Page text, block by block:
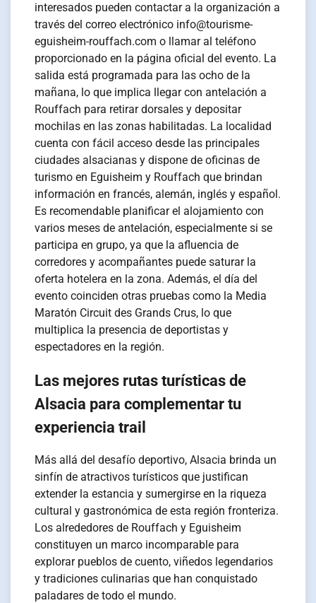
interesados pueden contactar a la organización a
través del correo electrónico info@tourisme-
eguisheim-rouffach.com o llamar al teléfono
proporcionado en la página oficial del evento. La
salida está programada para las ocho de la
mañana, lo que implica llegar con antelación a
Rouffach para retirar dorsales y depositar
mochilas en las zonas habilitadas. La localidad
cuenta con fácil acceso desde las principales
ciudades alsacianas y dispone de oficinas de
turismo en Eguisheim y Rouffach que brindan
información en francés, alemán, inglés y español.
Es recomendable planificar el alojamiento con
varios meses de antelación, especialmente si se
participa en grupo, ya que la afluencia de
corredores y acompañantes puede saturar la
oferta hotelera en la zona. Además, el día del
evento coinciden otras pruebas como la Media
Maratón Circuit des Grands Crus, lo que
multiplica la presencia de deportistas y
espectadores en la región.
Las mejores rutas turísticas de
Alsacia para complementar tu
experiencia trail
Más allá del desafío deportivo, Alsacia brinda un
sinfín de atractivos turísticos que justifican
extender la estancia y sumergirse en la riqueza
cultural y gastronómica de esta región fronteriza.
Los alrededores de Rouffach y Eguisheim
constituyen un marco incomparable para
explorar pueblos de cuento, viñedos legendarios
y tradiciones culinarias que han conquistado
paladares de todo el mundo.